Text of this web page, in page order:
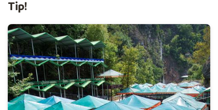
veelzijdige Alanya. De Turkse Rivièra staat natuurlijk
bekend om zon, zee en strand. Ideaal voor een
strandvakantie in één van de luxe (all inclusive) hotels.
Wist je dat je in de omgeving ook uitstekend terecht
kan voor een actieve, sportieve vakantie?
Sportfanaten leven zich hier helemaal uit: in een
landschap van prachtige dennenbossen en
schitterende stranden kun je parasailen, paardrijden,
tennissen en fietsen. De fanatieke golfer kan zich
Tip!